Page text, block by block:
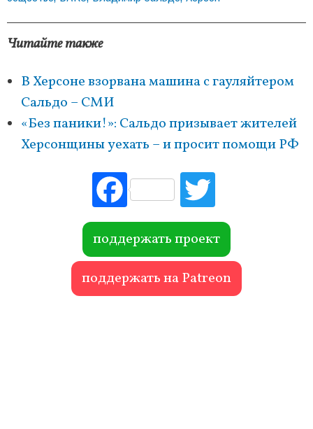
Читайте также
В Херсоне взорвана машина с гауляйтером
Сальдо – СМИ
«Без паники!»: Сальдо призывает жителей
Херсонщины уехать – и просит помощи РФ
Fac
ebo
ok r
поддержать проект
поддержать на Patreon